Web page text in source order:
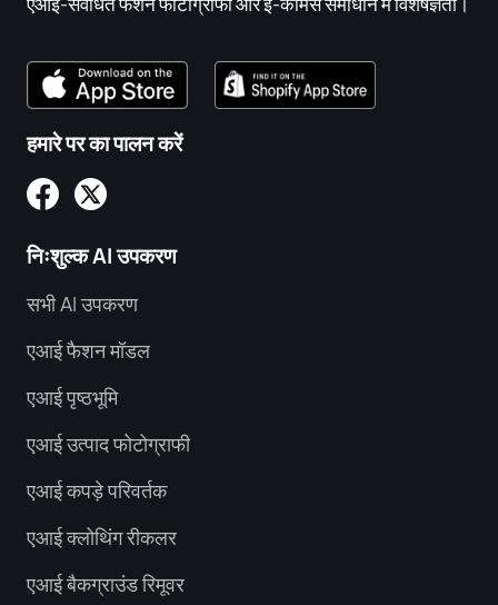
हमारे पर का पालन करें
निःशुल्क AI उपकरण
सभी AI उपकरण
एआई फैशन मॉडल
एआई पृष्ठभूमि
एआई उत्पाद फोटोग्राफी
एआई कपड़े परिवर्तक
एआई क्लोथिंग रीकलर
एआई बैकग्राउंड रिमूवर